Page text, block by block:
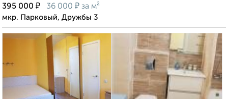
395 000 ₽ 36 000 ₽ за м²
мкр. Парковый, Дружбы 3